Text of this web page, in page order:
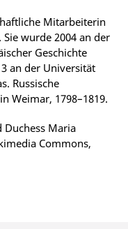
Mitarbeiterin
wurde 2004 an der
Geschichte
an der Universität
Russische
Weimar, 1798–1819.
Maria
Commons,